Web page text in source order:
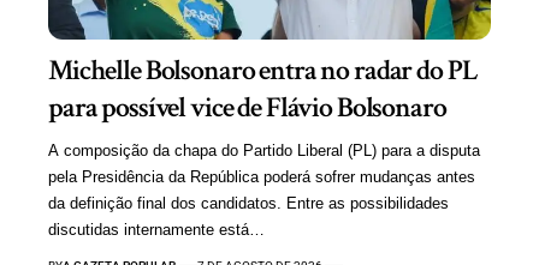
Michelle Bolsonaro entra no radar do PL
para possível vice de Flávio Bolsonaro
A composição da chapa do Partido Liberal (PL) para a disputa
pela Presidência da República poderá sofrer mudanças antes
da definição final dos candidatos. Entre as possibilidades
discutidas internamente está…